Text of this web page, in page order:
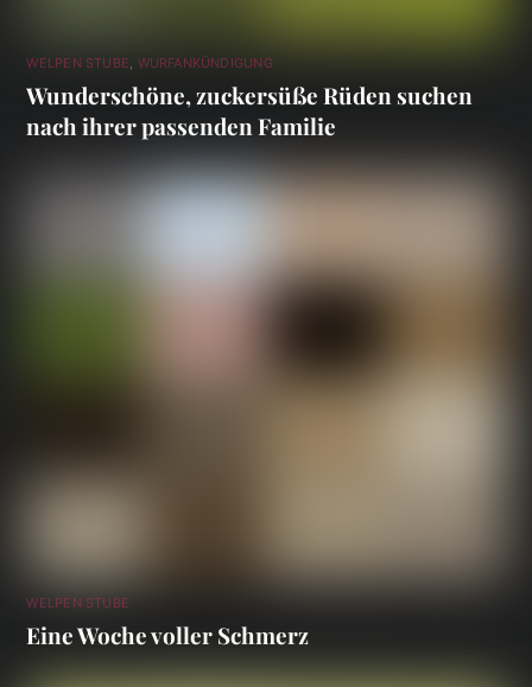
WELPEN STUBE WURFANKÜNDIGUNG
Wunderschöne, zuckersüße Rüden suchen
nach ihrer passenden Familie
WELPEN STUBE
Eine Woche voller Schmerz